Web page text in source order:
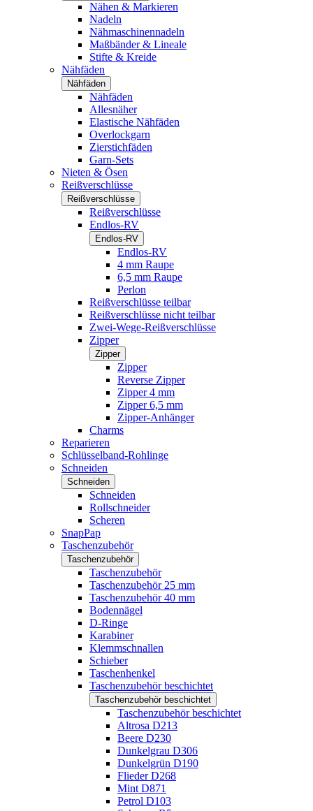
Nähen & Markieren
Nadeln
Nähmaschinennadeln
Maßbänder & Lineale
Stifte & Kreide
Nähfäden
Nähfäden
Nähfäden
Allesnäher
Elastische Nähfäden
Overlockgarn
Zierstichfäden
Garn-Sets
Nieten & Ösen
Reißverschlüsse
Reißverschlüsse
Reißverschlüsse
Endlos-RV
Endlos-RV
Endlos-RV
4 mm Raupe
6,5 mm Raupe
Perlon
Reißverschlüsse teilbar
Reißverschlüsse nicht teilbar
Zwei-Wege-Reißverschlüsse
Zipper
Zipper
Zipper
Reverse Zipper
Zipper 4 mm
Zipper 6,5 mm
Zipper-Anhänger
Charms
Reparieren
Schlüsselband-Rohlinge
Schneiden
Schneiden
Schneiden
Rollschneider
Scheren
SnapPap
Taschenzubehör
Taschenzubehör
Taschenzubehör
Taschenzubehör 25 mm
Taschenzubehör 40 mm
Bodennägel
D-Ringe
Karabiner
Klemmschnallen
Schieber
Taschenhenkel
Taschenzubehör beschichtet
Taschenzubehör beschichtet
Taschenzubehör beschichtet
Altrosa D213
Beere D230
Dunkelgrau D306
Dunkelgrün D190
Flieder D268
Mint D871
Petrol D103